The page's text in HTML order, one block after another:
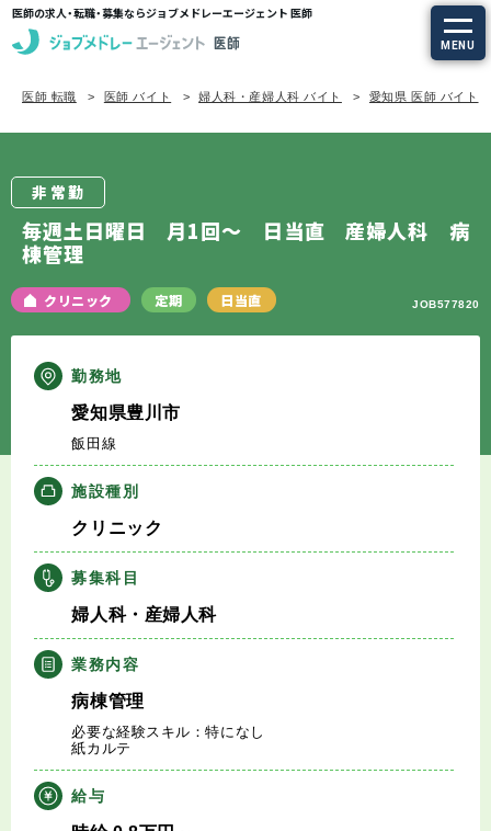
医師の求人・転職・募集ならジョブメドレーエージェント 医師
MENU
求人を探す
定期非常勤の求人
エージェントサービスTOP
サービスの流れ
医師の求人・転職Q&A
知りたい・聞きたい
転職成功事例
医師の転職マニュアル
データで見る医師の平均年収
医師 転職 医師 バイト 婦人科・産婦人科 バイト 愛知県 医師 バイト
非常勤
毎週土日曜日 月1回～ 日当直 産婦人科 病
棟管理
クリニック 定期 日当直 JOB577820
勤務地
愛知県豊川市
飯田線
施設種別
クリニック
募集科目
婦人科・産婦人科
業務内容
病棟管理
必要な経験スキル：特になし
紙カルテ
給与